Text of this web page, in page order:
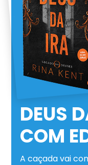
DEUS
COM
A caçada vai